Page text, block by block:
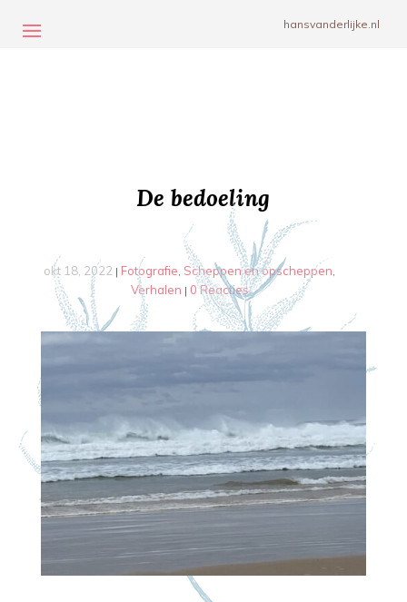
hansvanderlijke.nl
De bedoeling
okt 18, 2022 | Fotografie, Scheppen en opscheppen,
Verhalen | 0 Reacties